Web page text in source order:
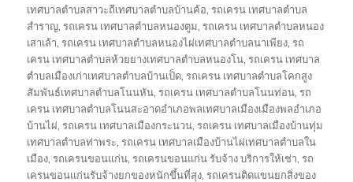
เทศบาลตำบลสาวะถีเทศบาลตำบลบ้านค้อ,รถเครน เทศบาลตำบล
สำราญ,รถเครน เทศบาลตำบลหนองตูม,รถเครน เทศบาลตำบลหนอง
เสาเล้า,รถเครน เทศบาลตำบลหนองไผ่เทศบาลตำบลนาเพียง,รถ
เครน เทศบาลตำบลห้วยยางเทศบาลตำบลหนองโน,รถเครน เทศบาล
ตำบลเมืองเก่าเทศบาลตำบลบ้านเป็ด,รถเครน เทศบาลตำบลโคกสูง
สัมพันธ์เทศบาลตำบลโนนหัน,รถเครน เทศบาลตำบลโนนท่อน,รถ
เครน เทศบาลตำบลโนนสะอาดอำเภอพลเทศบาลเมืองเมืองพลอำเภอ
บ้านไผ่,รถเครน เทศบาลเมืองกระนวน,รถเครน เทศบาลเมืองบ้านทุ่ม
เทศบาลตำบลท่าพระ,รถเครน เทศบาลเมืองบ้านไผ่เทศบาลตำบลใน
เมือง,รถเครนขอนแก่น,รถเครนขอนแก่น รับจ้าง บริการให้เช่า,รถ
เครนขอนแก่นรับจ้างยกของหนักขึ้นที่สุง,รถเครนติดแขนยกสิ่งของ